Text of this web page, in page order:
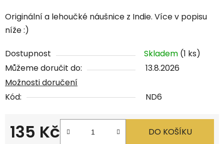
Originální a lehoučké náušnice z Indie. Více v popisu
níže :)
Dostupnost Skladem (1 ks)
Můžeme doručit do:
13.8.2026
Možnosti doručení
Kód:
ND6
135 Kč DO KOŠÍKU